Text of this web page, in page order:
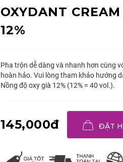
OXYDANT
12%
Pha trộn dễ dàng và nhanh hơn cùng
hoàn hảo. Vui lòng tham khảo hướng
Nồng độ oxy già 12% (12% = 40 vol.).
145,000đ ĐẶT